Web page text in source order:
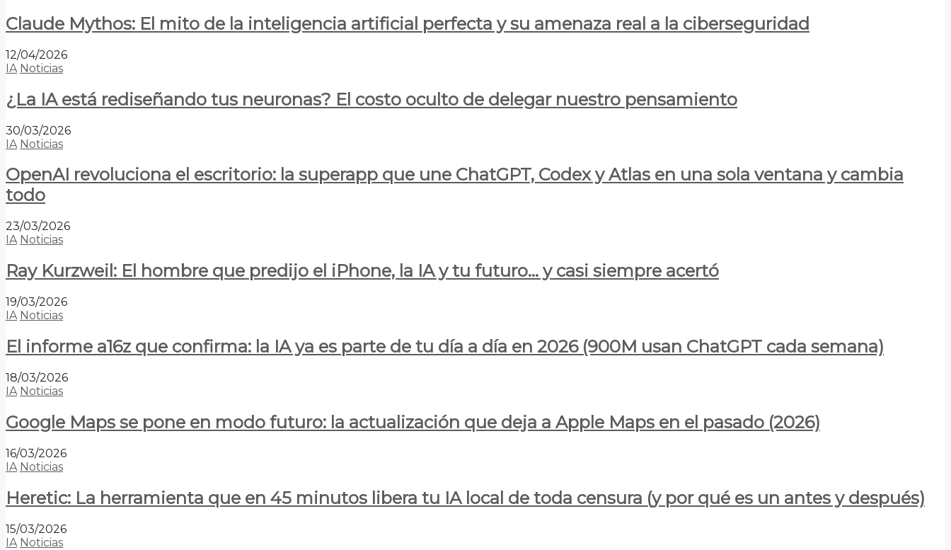
Claude Mythos: El mito de la inteligencia artificial perfecta y su amenaza real a la ciberseguridad
12/04/2026
IA Noticias
¿La IA está rediseñando tus neuronas? El costo oculto de delegar nuestro pensamiento
30/03/2026
IA Noticias
OpenAI revoluciona el escritorio: la superapp que une ChatGPT, Codex y Atlas en una sola ventana y cambia
todo
23/03/2026
IA Noticias
Ray Kurzweil: El hombre que predijo el iPhone, la IA y tu futuro… y casi siempre acertó
19/03/2026
IA Noticias
El informe a16z que confirma: la IA ya es parte de tu día a día en 2026 (900M usan ChatGPT cada semana)
18/03/2026
IA Noticias
Google Maps se pone en modo futuro: la actualización que deja a Apple Maps en el pasado (2026)
16/03/2026
IA Noticias
Heretic: La herramienta que en 45 minutos libera tu IA local de toda censura (y por qué es un antes y después)
15/03/2026
IA Noticias